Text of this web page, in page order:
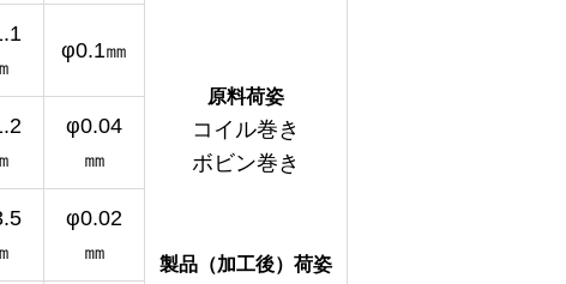
原料荷姿
コイル巻き
ボビン巻き
製品（加工後）荷姿
φ0.1㎜
φ0.04
㎜
φ0.02
㎜